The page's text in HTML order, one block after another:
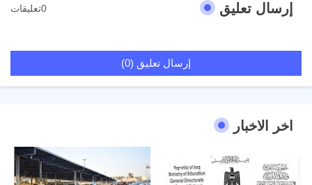
إرسال تعليق 0تعليقات
إرسال تعليق (0)
اخر الاخبار